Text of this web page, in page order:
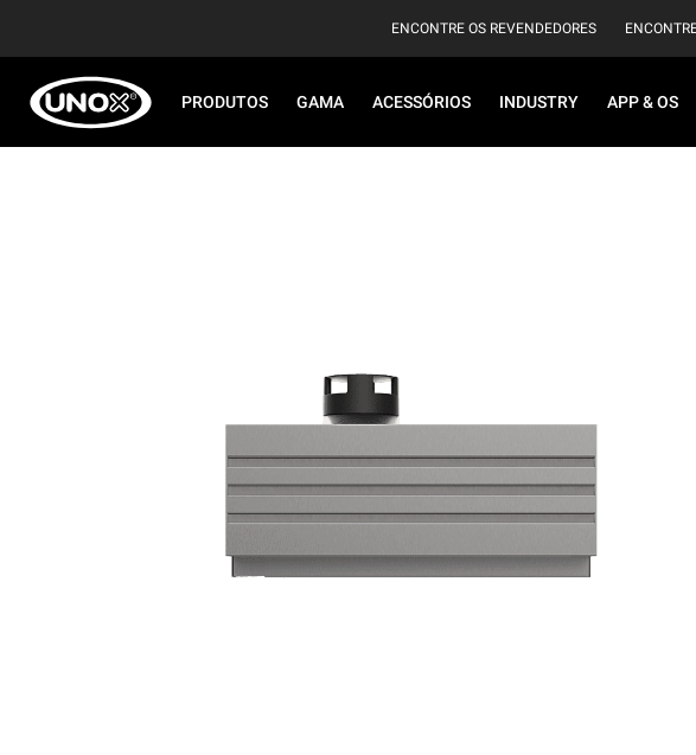
ENCONTRE OS REVENDEDORES
PRODUTOS GAMA ACESSÓRIOS INDUSTRY APP & OS